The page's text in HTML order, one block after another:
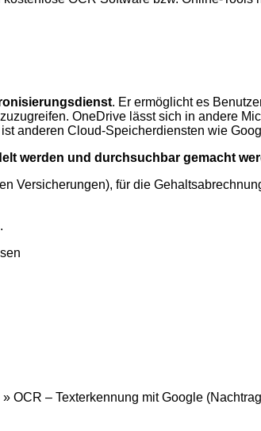
. Er ermöglicht es
OneDrive lässt sich in andere
anderen Cloud-Speicherdiensten wie
werden und durchsuchbar gemacht
Versicherungen), für die
OCR – Texterkennung mit Google